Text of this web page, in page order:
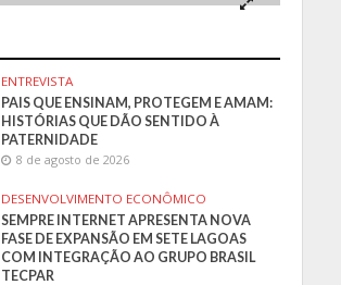
ENTREVISTA
PAIS QUE ENSINAM, PROTEGEM E AMAM:
HISTÓRIAS QUE DÃO SENTIDO À
PATERNIDADE
8 de agosto de 2026
DESENVOLVIMENTO ECONÔMICO
SEMPRE INTERNET APRESENTA NOVA
FASE DE EXPANSÃO EM SETE LAGOAS
COM INTEGRAÇÃO AO GRUPO BRASIL
TECPAR